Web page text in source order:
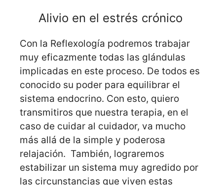
Alivio en el estrés crónico
Con la Reflexología podremos trabajar
muy eficazmente todas las glándulas
implicadas en este proceso. De todos es
conocido su poder para equilibrar el
sistema endocrino. Con esto, quiero
transmitiros que nuestra terapia, en el
caso de cuidar al cuidador, va mucho
más allá de la simple y poderosa
relajación. También, lograremos
estabilizar un sistema muy agredido por
las circunstancias que viven estas